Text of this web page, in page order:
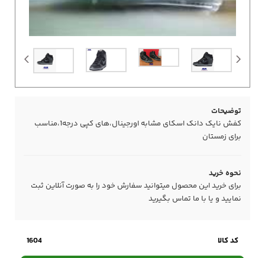
توضیحات
کفش نایک دانک اسکای مشابه اورجینال،های کپی درجه1،مناسب
برای زمستان
نحوه خرید
برای خرید این محصول میتوانید سفارش خود را به صورت آنلاین ثبت
نمایید و یا با ما تماس بگیرید
کد کالا 1604